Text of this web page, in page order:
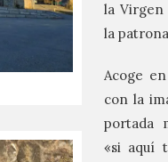
la Virgen
la
Acoge
con la
portada
«si aquí